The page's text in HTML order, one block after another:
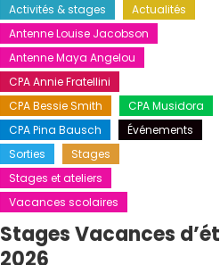
Activités & stages
Actualités
Antenne Louise Jacobson
Antenne Maya Angelou
CPA Annie Fratellini
CPA Bessie Smith
CPA Musidora
CPA Pina Bausch
Événements
Sorties
Stages
Stages et ateliers
Vacances scolaires
Stages Vacances
2026